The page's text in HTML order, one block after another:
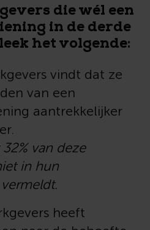
die wél een
in de derde
het volgende:
vindt dat ze
van een
aantrekkelijker
van deze
in hun
heeft